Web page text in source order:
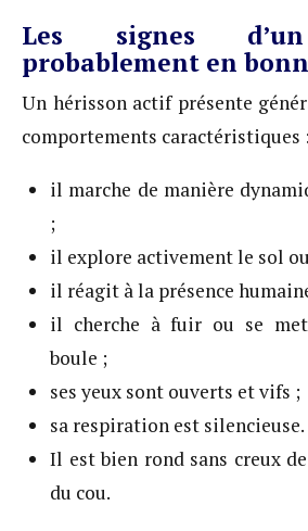
Les signes
probablement en
Un hérisson actif présente
comportements caractéristiques :
il marche de manière
;
il explore activement le sol
il réagit à la présence
il cherche à fuir ou se met
boule ;
ses yeux sont ouverts et vifs ;
sa respiration est silencieuse.
Il est bien rond sans creux
du cou.